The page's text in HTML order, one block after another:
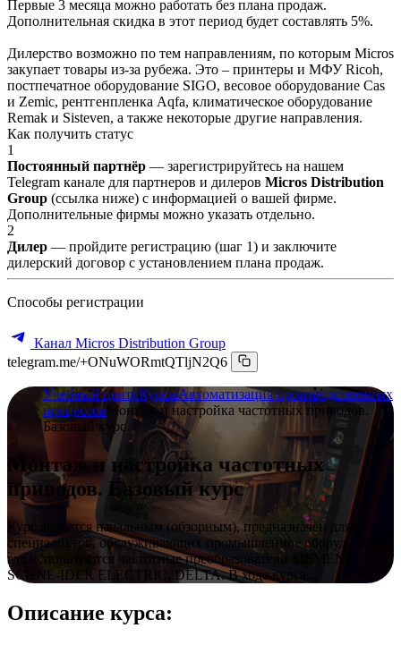
Первые 3 месяца можно работать без плана продаж.
Дополнительная скидка в этот период будет составлять 5%.
Дилерство возможно по тем направлениям, по которым Micros
закупает товары из-за рубежа. Это – принтеры и МФУ Ricoh,
постпечатное оборудование SIGO, весовое оборудование Cas
и Zemic, рентгенпленка Aqfa, климатическое оборудование
Remak и Sisteven, а также некоторые другие направления.
Как получить статус
1
Постоянный партнёр — зарегистрируйтесь на нашем
Telegram канале для партнеров и дилеров Micros Distribution
Group (ссылка ниже) с информацией о вашей фирме.
Дополнительные фирмы можно указать отдельно.
2
Дилер — пройдите регистрацию (шаг 1) и заключите
дилерский договор с установлением плана продаж.
Способы регистрации
Канал Micros Distribution Group
telegram.me/+ONuWORmtQTljN2Q6
Учебный центрКурсыАвтоматизация производственных
процессов Монтаж и настройка частотных приводов.
Базовый курс
Монтаж и настройка частотных
приводов. Базовый курс
Курс является начальным (обзорным), предназначен для
специалистов, обслуживающих промышленное оборудование,
где используются частотные преобразователи SIEMENS,
SCHNE-IDER ELECTRIC, DELTA. В ходе курса...
Описание курса: